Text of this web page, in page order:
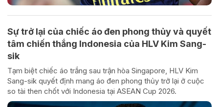
Sự trở lại của chiếc áo đen phong thủy và quyết
tâm chiến thắng Indonesia của HLV Kim Sang-
sik
Tạm biệt chiếc áo trắng sau trận hòa Singapore, HLV Kim
Sang-sik quyết định mang áo đen phong thủy trở lại ở cuộc
so tài then chốt với Indonesia tại ASEAN Cup 2026.